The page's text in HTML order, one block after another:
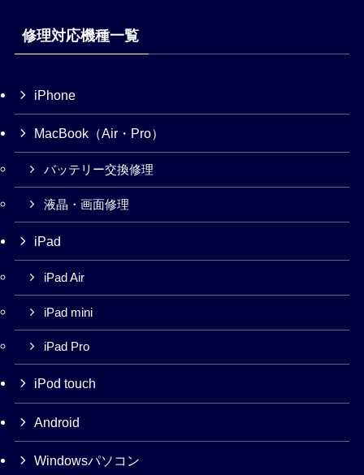
修理対応機種一覧
iPhone
MacBook（Air・Pro）
バッテリー交換修理
液晶・画面修理
iPad
iPad Air
iPad mini
iPad Pro
iPod touch
Android
Windowsパソコン